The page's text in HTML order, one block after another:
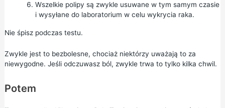
Wszelkie polipy są zwykle usuwane w tym samym czasie
i wysyłane do laboratorium w celu wykrycia raka.
Nie śpisz podczas testu.
Zwykle jest to bezbolesne, chociaż niektórzy uważają to za
niewygodne. Jeśli odczuwasz ból, zwykle trwa to tylko kilka chwil.
Potem